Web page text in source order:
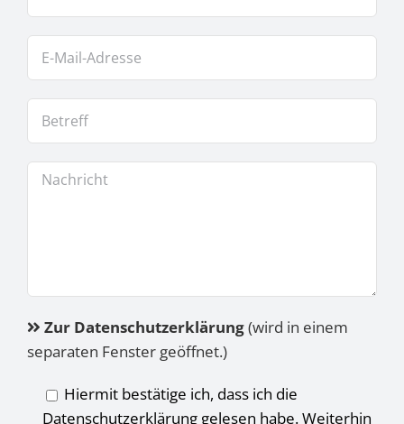
Zur Datenschutzerklärung(wird in einem
separaten Fenster geöffnet.)
Hiermit bestätige ich, dass ich die
Datenschutzerklärung gelesen habe. Weiterhin